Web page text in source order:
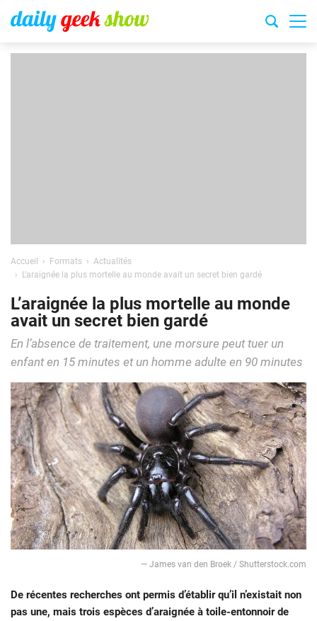
Accueil Formats
Actualités
L’araignée la plus mortelle au monde avait un secret bien gardé
L’araignée la plus mortelle au monde
avait un secret bien gardé
En l’absence de traitement, une morsure peut tuer un
enfant en 15 minutes et un homme adulte en 90 minutes
— James van den Broek / Shutterstock.com
De récentes recherches ont permis d’établir qu’il n’existait non
pas une, mais trois espèces d’araignée à toile-entonnoir de